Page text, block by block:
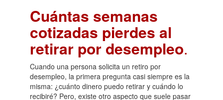
Cuántas semanas
cotizadas pierdes al
retirar por desempleo.
Cuando una persona solicita un retiro por
desempleo, la primera pregunta casi siempre es la
misma: ¿cuánto dinero puedo retirar y cuándo lo
recibiré? Pero, existe otro aspecto que suele pasar